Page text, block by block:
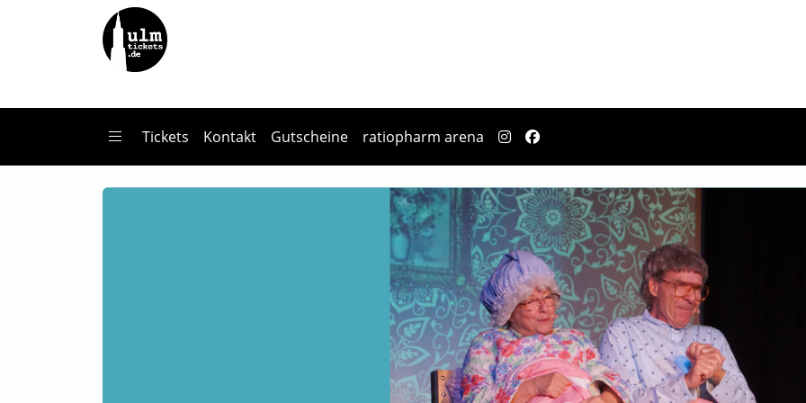
Zum Hauptinhalt springen
Tickets Kontakt Gutscheine ratiopharm arena
Man kann nicht immer nur glücklich sein, man muss irgendwann auch mal heiraten!